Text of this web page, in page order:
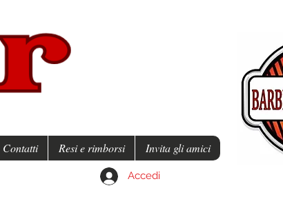
Contatti Resi e rimborsi Invita gli amici
Accedi